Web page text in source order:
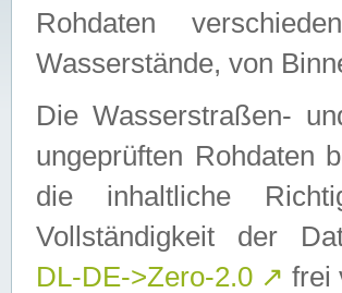
Rohdaten
Wasserstände, von
Die Wasserstraßen-
ungeprüften Rohdaten
die inhaltliche
Vollständigkeit der
DL-DE->Zero-2.0 ↗ frei